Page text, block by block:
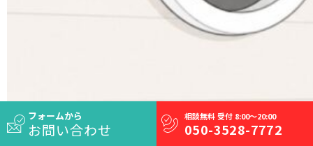
フォームから
お問い合わせ
相談無料 受付 8:00～20:00
050-3528-7772